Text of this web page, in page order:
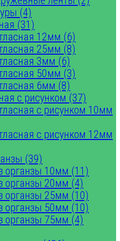
(4)
(31)
12мм (6)
25мм (8)
3мм (6)
50мм (3)
6мм (8)
с рисунком (37)
с рисунком 10мм
с рисунком 12мм
(39)
органзы 10мм (11)
органзы 20мм (4)
органзы 25мм (10)
органзы 50мм (10)
органзы 75мм (4)